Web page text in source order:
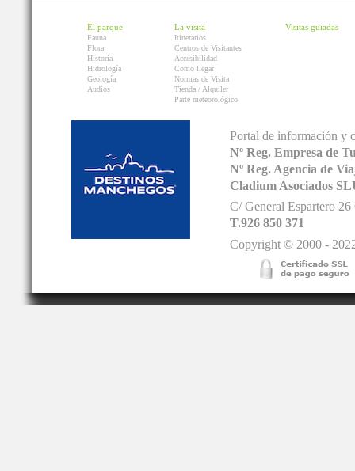
El parque
Fauna
Flora
Historia
Hidrología
Geología
Audios
La visita
Itinerarios
Centros de Visitantes
Accesibilidad
Como llegar
Normas de Visita
Tienda / Alquiler
Parte meteorológico
Visitas guiadas
Portal de información y
Nº Reg. Empresa de
Nº Reg. Agencia de
Cladium Asociados
C/ General Espartero
T.926 850 371
Copyright © 2000 -